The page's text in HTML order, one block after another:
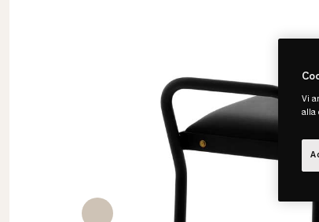
Vi
alla